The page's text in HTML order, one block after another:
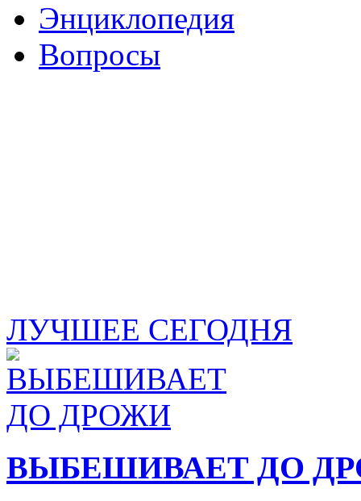
Энциклопедия
Вопросы
ЛУЧШЕЕ СЕГОДНЯ
ВЫБЕШИВАЕТ ДО